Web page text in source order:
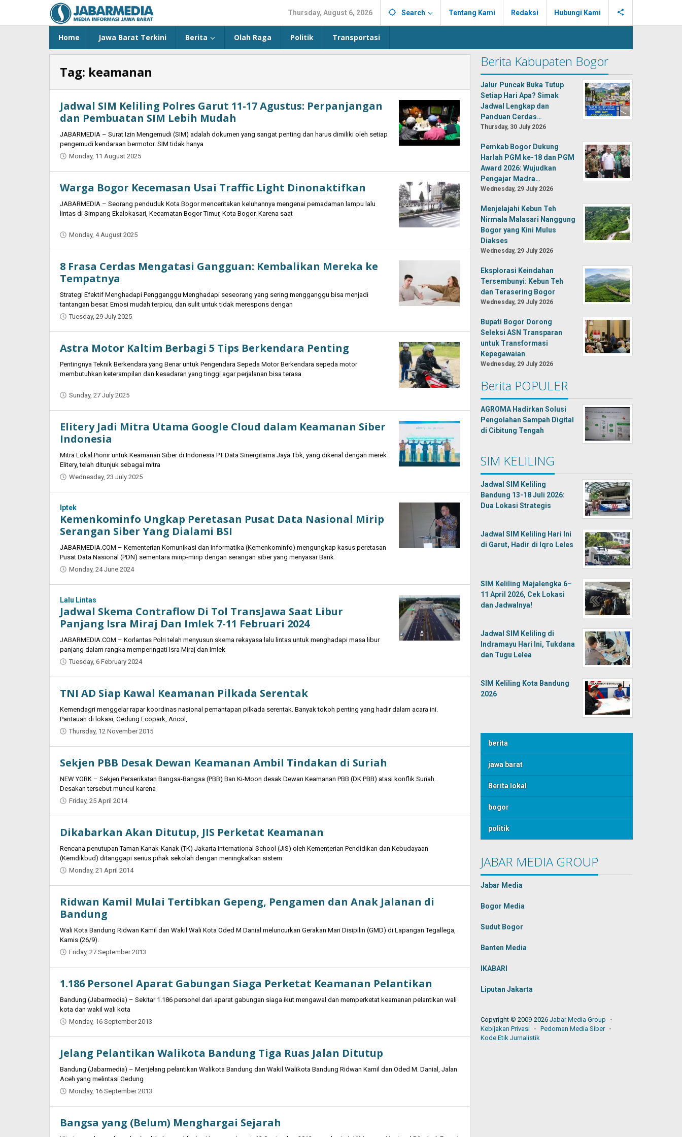
content
Thursday, August 6, 2026 Search Tentang Kami Redaksi Hubungi Kami
Home Jawa Barat Terkini Berita Olah Raga Politik Transportasi
Tag: keamanan
Jadwal SIM Keliling Polres Garut 11-17 Agustus: Perpanjangan
dan Pembuatan SIM Lebih Mudah
JABARMEDIA – Surat Izin Mengemudi (SIM) adalah dokumen yang sangat penting dan harus dimiliki oleh setiap
pengemudi kendaraan bermotor. SIM tidak hanya
Monday, 11 August 2025
Warga Bogor Kecemasan Usai Traffic Light Dinonaktifkan
JABARMEDIA – Seorang penduduk Kota Bogor menceritakan keluhannya mengenai pemadaman lampu lalu
lintas di Simpang Ekalokasari, Kecamatan Bogor Timur, Kota Bogor. Karena saat
Monday, 4 August 2025
8 Frasa Cerdas Mengatasi Gangguan: Kembalikan Mereka ke
Tempatnya
Strategi Efektif Menghadapi Pengganggu Menghadapi seseorang yang sering mengganggu bisa menjadi
tantangan besar. Emosi mudah terpicu, dan sulit untuk tidak merespons dengan
Tuesday, 29 July 2025
Astra Motor Kaltim Berbagi 5 Tips Berkendara Penting
Pentingnya Teknik Berkendara yang Benar untuk Pengendara Sepeda Motor Berkendara sepeda motor
membutuhkan keterampilan dan kesadaran yang tinggi agar perjalanan bisa terasa
Sunday, 27 July 2025
Elitery Jadi Mitra Utama Google Cloud dalam Keamanan Siber
Indonesia
Mitra Lokal Pionir untuk Keamanan Siber di Indonesia PT Data Sinergitama Jaya Tbk, yang dikenal dengan merek
Elitery, telah ditunjuk sebagai mitra
Wednesday, 23 July 2025
Iptek
Kemenkominfo Ungkap Peretasan Pusat Data Nasional Mirip
Serangan Siber Yang Dialami BSI
JABARMEDIA.COM – Kementerian Komunikasi dan Informatika (Kemenkominfo) mengungkap kasus peretasan
Pusat Data Nasional (PDN) sementara mirip-mirip dengan serangan siber yang menyasar Bank
Monday, 24 June 2024
Lalu Lintas
Jadwal Skema Contraflow Di Tol TransJawa Saat Libur
Panjang Isra Miraj Dan Imlek 7-11 Februari 2024
JABARMEDIA.COM – Korlantas Polri telah menyusun skema rekayasa lalu lintas untuk menghadapi masa libur
panjang dalam rangka memperingati Isra Miraj dan Imlek
Tuesday, 6 February 2024
TNI AD Siap Kawal Keamanan Pilkada Serentak
Kemendagri menggelar rapar koordinas nasional pemantapan pilkada serentak. Banyak tokoh penting yang hadir dalam acara ini.
Pantauan di lokasi, Gedung Ecopark, Ancol,
Thursday, 12 November 2015
Sekjen PBB Desak Dewan Keamanan Ambil Tindakan di Suriah
NEW YORK – Sekjen Perserikatan Bangsa-Bangsa (PBB) Ban Ki-Moon desak Dewan Keamanan PBB (DK PBB) atasi konflik Suriah.
Desakan tersebut muncul karena
Friday, 25 April 2014
Saputra
Dikabarkan Akan Ditutup, JIS Perketat Keamanan
Rencana penutupan Taman Kanak-Kanak (TK) Jakarta International School (JIS) oleh Kementerian Pendidikan dan Kebudayaan
(Kemdikbud) ditanggapi serius pihak sekolah dengan meningkatkan sistem
Monday, 21 April 2014
Saputra
Ridwan Kamil Mulai Tertibkan Gepeng, Pengamen dan Anak Jalanan di
Bandung
Wali Kota Bandung Ridwan Kamil dan Wakil Wali Kota Oded M Danial meluncurkan Gerakan Mari Disipilin (GMD) di Lapangan Tegallega,
Kamis (26/9).
Friday, 27 September 2013
1.186 Personel Aparat Gabungan Siaga Perketat Keamanan Pelantikan
Bandung (Jabarmedia) – Sekitar 1.186 personel dari aparat gabungan siaga ikut mengawal dan memperketat keamanan pelantikan wali
kota dan wakil wali kota
Monday, 16 September 2013
Jelang Pelantikan Walikota Bandung Tiga Ruas Jalan Ditutup
Bandung (Jabarmedia) – Menjelang pelantikan Walikota Bandung dan Wakil Walikota Bandung Ridwan Kamil dan Oded M. Danial, Jalan
Aceh yang melintasi Gedung
Monday, 16 September 2013
Bangsa yang (Belum) Menghargai Sejarah
Berita Kabupaten Bogor
Jalur Puncak Buka Tutup
Setiap Hari Apa? Simak
Jadwal Lengkap dan
Panduan Cerdas…
Thursday, 30 July 2026
Pemkab Bogor Dukung
Harlah PGM ke-18 dan PGM
Award 2026: Wujudkan
Pengajar Madra…
Wednesday, 29 July 2026
Menjelajahi Kebun Teh
Nirmala Malasari Nanggung
Bogor yang Kini Mulus
Diakses
Wednesday, 29 July 2026
Eksplorasi Keindahan
Tersembunyi: Kebun Teh
dan Terasering Bogor
Wednesday, 29 July 2026
Bupati Bogor Dorong
Seleksi ASN Transparan
untuk Transformasi
Kepegawaian
Wednesday, 29 July 2026
Berita POPULER
AGROMA Hadirkan Solusi
Pengolahan Sampah Digital
di Cibitung Tengah
SIM KELILING
Jadwal SIM Keliling
Bandung 13-18 Juli 2026:
Dua Lokasi Strategis
Jadwal SIM Keliling Hari Ini
di Garut, Hadir di Iqro Leles
SIM Keliling Majalengka 6–
11 April 2026, Cek Lokasi
dan Jadwalnya!
Jadwal SIM Keliling di
Indramayu Hari Ini, Tukdana
dan Tugu Lelea
SIM Keliling Kota Bandung
2026
berita
jawa barat
Berita lokal
bogor
politik
JABAR MEDIA GROUP
Jabar Media
Bogor Media
Sudut Bogor
Banten Media
IKABARI
Liputan Jakarta
Copyright © 2009-2026Jabar Media Group
Kebijakan Privasi
Pedoman Media Siber
Kode Etik Jurnalistik